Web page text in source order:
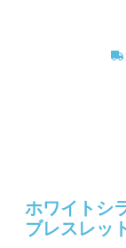
ホワイトシ
ブレスレッ